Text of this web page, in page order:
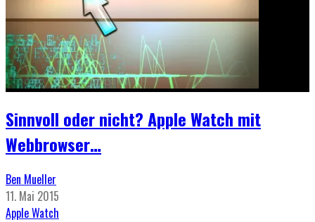
Sinnvoll oder nicht? Apple Watch mit
Webbrowser…
Ben Mueller
11. Mai 2015
Apple Watch